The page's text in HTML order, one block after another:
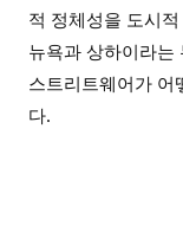
적 정체성을 도시
뉴욕과 상하이라는
스트리트웨어가 어
다.